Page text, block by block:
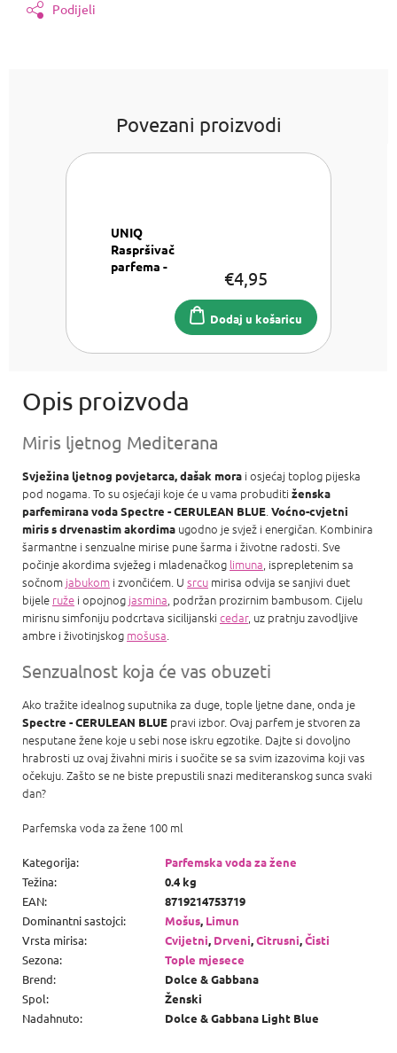
Podijeli
Povezani proizvodi
UNIQ
Raspršivač
parfema -
€4,95
Dodaj u košaricu
Miris ljetnog Mediterana
Svježina ljetnog povjetarca, dašak mora i osjećaj toplog pijeska
pod nogama. To su osjećaji koje će u vama probuditi ženska
parfemirana voda Spectre - CERULEAN BLUE.Voćno-cvjetni
miris s drvenastim akordima ugodno je svjež i energičan. Kombinira
šarmantne i senzualne mirise pune šarma i životne radosti. Sve
počinje akordima svježeg i mladenačkog limuna, isprepletenim sa
sočnom jabukom i zvončićem. U srcu mirisa odvija se sanjivi duet
bijele ruže i opojnog jasmina, podržan prozirnim bambusom. Cijelu
mirisnu simfoniju podcrtava sicilijanski cedar, uz pratnju zavodljive
ambre i životinjskog mošusa.
Senzualnost koja će vas obuzeti
Ako tražite idealnog suputnika za duge, tople ljetne dane, onda je
Spectre - CERULEAN BLUE pravi izbor. Ovaj parfem je stvoren za
nesputane žene koje u sebi nose iskru egzotike. Dajte si dovoljno
hrabrosti uz ovaj živahni miris i suočite se sa svim izazovima koji vas
očekuju. Zašto se ne biste prepustili snazi ​​mediteranskog sunca svaki
dan?
Parfemska voda za žene 100 ml
Kategorija:
Parfemska voda za žene
Težina:
0.4 kg
EAN:
8719214753719
Dominantni sastojci: Mošus, Limun
Vrsta mirisa: Cvijetni, Drveni,Citrusni,Čisti
Sezona:
Tople mjesece
Brend:
Dolce & Gabbana
Spol:
Ženski
Nadahnuto: Dolce & Gabbana Light Blue